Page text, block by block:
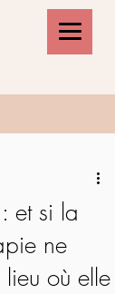
et si la
ne
où elle